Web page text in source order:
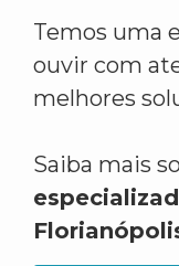
Temos uma
ouvir com
melhores
Saiba mais